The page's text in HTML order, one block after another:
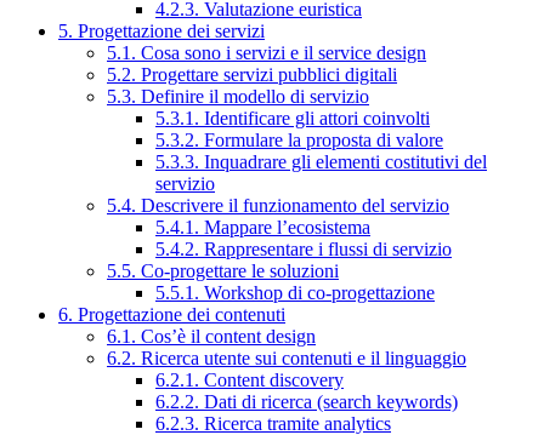
4.2.3. Valutazione euristica
5. Progettazione dei servizi
5.1. Cosa sono i servizi e il service design
5.2. Progettare servizi pubblici digitali
5.3. Definire il modello di servizio
5.3.1. Identificare gli attori coinvolti
5.3.2. Formulare la proposta di valore
5.3.3. Inquadrare gli elementi costitutivi del
servizio
5.4. Descrivere il funzionamento del servizio
5.4.1. Mappare l’ecosistema
5.4.2. Rappresentare i flussi di servizio
5.5. Co-progettare le soluzioni
5.5.1. Workshop di co-progettazione
6. Progettazione dei contenuti
6.1. Cos’è il content design
6.2. Ricerca utente sui contenuti e il linguaggio
6.2.1. Content discovery
6.2.2. Dati di ricerca (search keywords)
6.2.3. Ricerca tramite analytics